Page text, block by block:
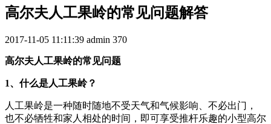
高尔夫人工果岭的常见问题解答
2017-11-05 11:11:39 admin 370
高尔夫人工果岭的常见问题
1、什么是人工果岭？
人工果岭是一种随时随地不受天气和气候影响、不必出门，
也不必牺牲和家人相处的时间，即可享受推杆乐趣的小型高尔